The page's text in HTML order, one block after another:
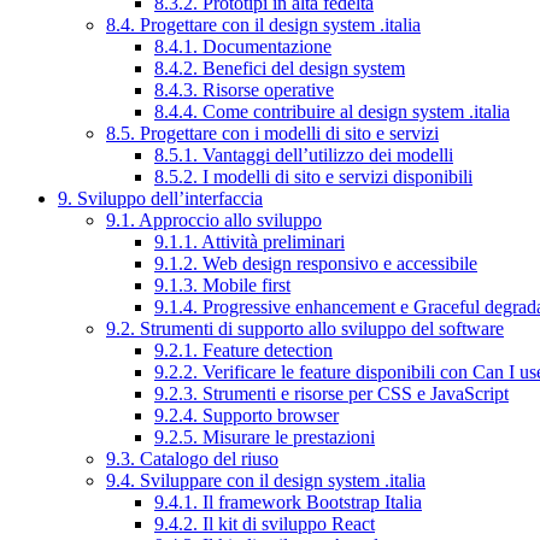
8.4. Progettare con il design system .italia
8.4.1. Documentazione
8.4.2. Benefici del design system
8.4.3. Risorse operative
8.4.4. Come contribuire al design system .italia
8.5. Progettare con i modelli di sito e servizi
8.5.1. Vantaggi dell’utilizzo dei modelli
8.5.2. I modelli di sito e servizi disponibili
9. Sviluppo dell’interfaccia
9.1. Approccio allo sviluppo
9.1.1. Attività preliminari
9.1.2. Web design responsivo e accessibile
9.1.3. Mobile first
9.1.4. Progressive enhancement e Graceful
9.2. Strumenti di supporto allo sviluppo del software
9.2.1. Feature detection
9.2.2. Verificare le feature disponibili con Can I
9.2.3. Strumenti e risorse per CSS e JavaScript
9.2.4. Supporto browser
9.2.5. Misurare le prestazioni
9.3. Catalogo del riuso
9.4. Sviluppare con il design system .italia
9.4.1. Il framework Bootstrap Italia
9.4.2. Il kit di sviluppo React